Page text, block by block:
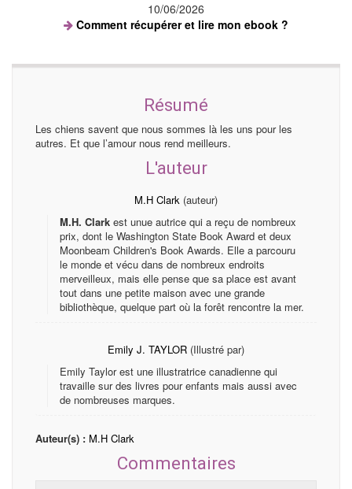
10/06/2026
Comment récupérer et lire mon ebook ?
Résumé
Les chiens savent que nous sommes là les uns pour les
autres. Et que l’amour nous rend meilleurs.
L'auteur
M.H Clark (auteur)
M.H. Clark est unue autrice qui a reçu de nombreux
prix, dont le Washington State Book Award et deux
Moonbeam Children's Book Awards. Elle a parcouru
le monde et vécu dans de nombreux endroits
merveilleux, mais elle pense que sa place est avant
tout dans une petite maison avec une grande
bibliothèque, quelque part où la forêt rencontre la mer.
Emily J. TAYLOR (Illustré par)
Emily Taylor est une illustratrice canadienne qui
travaille sur des livres pour enfants mais aussi avec
de nombreuses marques.
Auteur(s) : M.H Clark
Commentaires